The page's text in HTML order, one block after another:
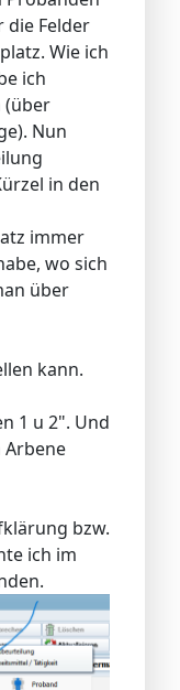
die Felder
Wie ich
ich
(über
Nun
in den
immer
wo sich
über
kann.
1 u 2". Und
Arbene
bzw.
ich im